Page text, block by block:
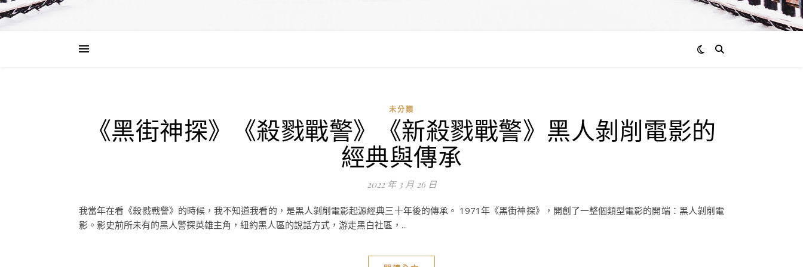
未分類
《黑街神探》《殺戮戰警》《新殺戮戰警》黑人剝削電影的
經典與傳承
2022 年 3 月 26 日
我當年在看《殺戮戰警》的時候，我不知道我看的，是黑人剝削電影起源經典三十年後的傳承。 1971年《黑街神探》，開創了一整個類型電影的開端：黑人剝削電
影。影史前所未有的黑人警探英雄主角，紐約黑人區的說話方式，游走黑白社區，...